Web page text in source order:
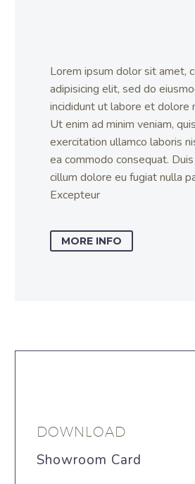
Lorem ipsum dolor sit amet,
adipisicing elit, sed do
incididunt ut labore et dolore
Ut enim ad minim veniam,
exercitation ullamco laboris
ea commodo consequat.
cillum dolore eu fugiat nulla
Excepteur
MORE INFO
DOWNLOAD
Showroom Card